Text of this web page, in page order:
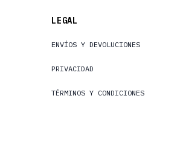
LEGAL
ENVÍOS Y DEVOLUCIONES
PRIVACIDAD
TÉRMINOS Y CONDICIONES